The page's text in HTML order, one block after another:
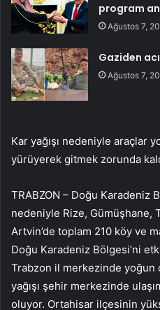
program
Ağustos 7,
Gaziden
Ağustos 7,
Kar yağışı nedeniyle araçlar
yürüyerek gitmek zorunda
TRABZON – Doğu Karadeniz
nedeniyle Rize, Gümüşhane,
Artvin’de toplam 210 köy ve
Doğu Karadeniz Bölgesi’ni
Trabzon il merkezinde
yağışı şehir merkezinde
oluyor. Ortahisar ilçesinin